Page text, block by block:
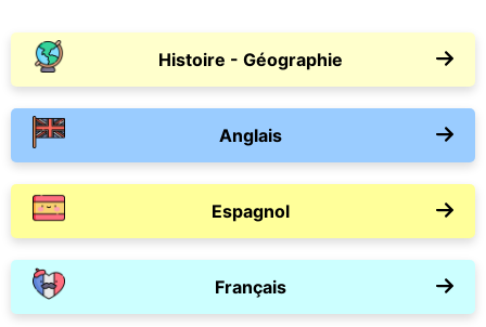
Histoire - Géographie
Anglais
Espagnol
Français